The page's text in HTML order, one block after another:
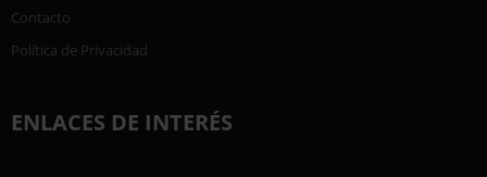
Contacto
Política de Privacidad
ENLACES DE INTERÉS